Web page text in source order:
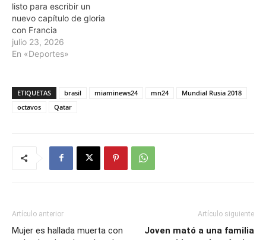
listo para escribir un
nuevo capítulo de gloria
con Francia
julio 23, 2026
En «Deportes»
ETIQUETAS brasil miaminews24 mn24
Mundial Rusia 2018
octavos
Qatar
Artículo anterior
Mujer es hallada muerta con
Artículo siguiente
Joven mató a una familia